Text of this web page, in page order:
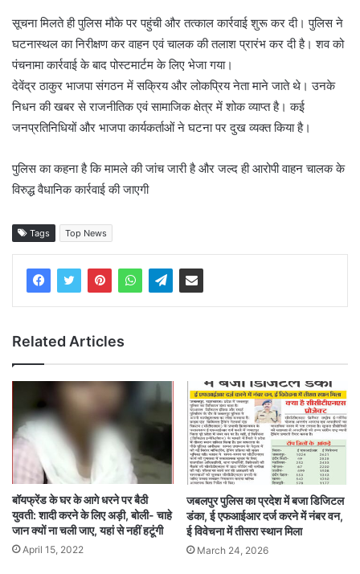
सूचना मिलते ही पुलिस मौके पर पहुंची और तत्काल कार्रवाई शुरू कर दी। पुलिस ने
घटनास्थल का निरीक्षण कर वाहन एवं चालक की तलाश प्रारंभ कर दी है। शव को
पंचनामा कार्रवाई के बाद पोस्टमार्टम के लिए भेजा गया।
देवेंद्र ठाकुर भाजपा संगठन में सक्रिय और लोकप्रिय नेता माने जाते थे। उनके
निधन की खबर से राजनीतिक एवं सामाजिक क्षेत्र में शोक व्याप्त है। कई
जनप्रतिनिधियों और भाजपा कार्यकर्ताओं ने घटना पर दुख व्यक्त किया है।
पुलिस का कहना है कि मामले की जांच जारी है और जल्द ही आरोपी वाहन चालक के
विरुद्ध वैधानिक कार्रवाई की जाएगी
Tags Top News
Related Articles
बॉयफ्रेंड के घर के आगे धरने पर बैठी
युवती: शादी करने के लिए अड़ी, बोली- चाहे
जान क्यों ना चली जाए, यहां से नहीं हटूंगी
April 15, 2022
जबलपुर पुलिस का प्रदेश में बजा डिजिटल
डंका, ई एफआईआर दर्ज करने में नंबर वन,
ई विवेचना में तीसरा स्थान मिला
March 24, 2026